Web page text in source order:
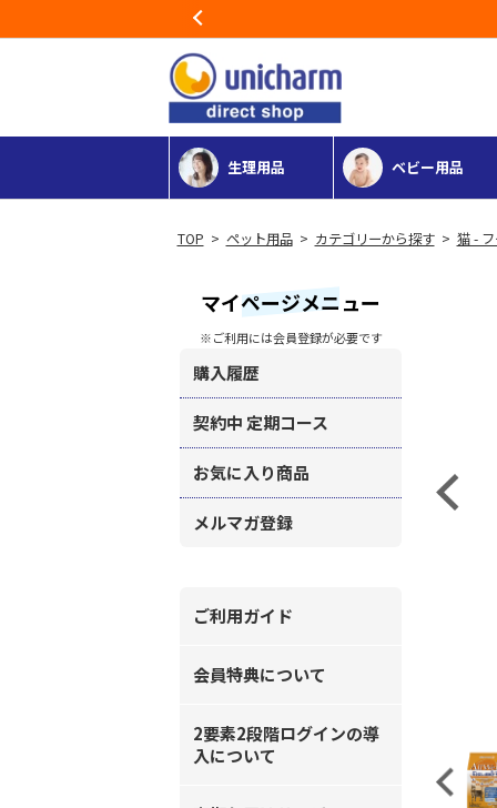
生理用品 ベビー用品
> ペット用品> カテゴリーから探す> 猫 -
マイページメニュー
※ご利用には会員登録が必要です
購入履歴
契約中 定期コース
お気に入り商品
メルマガ登録
ご利用ガイド
会員特典について
2要素2段階ログインの導
入について
Previous
Previous